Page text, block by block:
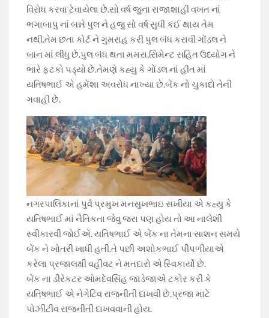
વિરોધ કરવા ટેવાયેલા છે.સો વર્ષ જુના રાજાશાહી વખત નાં
ભગાબાપુ નાં બન્ને પુલ ને હજુ સો વર્ષ સુધી કંઈ થાય તેમ
નથી.તેમ છતા કોર્ટ ને ગુમરાહ કરી પુલ બંધ કરાવી ગોંડલ ને
બાન માં લીધુ છે.પુલ બંધ થતા મમરા,સિમેન્ટ સહિત ઉધ્યોગ ને
ભારે ફટકો પડ્યો છે.તેમણે કહ્યુ કે ગોંડલ નાં હીત માં
યતિષભાઈ એ હમેંશા અવરોધ નાખ્યા છે.બેંક નો ચુકાદો તેની
ગવાહી છે.
નગરપાલિકાનાં પુર્વ પ્રમુખ મનસુખભાઇ સખીયા એ કહ્યુ કે
યતિષભાઈ માં નૈતિકતા જેવુ જરા પણ હોય તો આ નાલેશી
સ્વીકારવી જોઈએ. યતિષભાઈ એ બેંક ના તેમના સાશન સમયે
બેંક ને ખોતરી ખાધી હતી.તે પછી અશોકભાઈ પીપળીયાએ
કરેલા પ્રજાલક્ષી વહીવટ ને મતદારો એ સ્વિકાર્યો છે.
બેંક ના ડીરેકટર ઓમદેવસિંહ જાડેજાએ ટકોર કરી કે
યતિષભાઈ એ નેગેટિવ રાજનીતી દાખવી છે.પ્રજા માટે
પોઝીટીવ રાજનીતી દાખવવાની હોય.